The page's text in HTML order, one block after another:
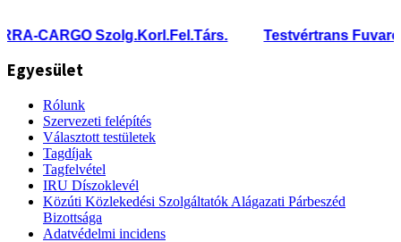
CARGO Szolg.Korl.Fel.Társ. Testvértrans Fuvarozó
Egyesület
Rólunk
Szervezeti felépítés
Választott testületek
Tagdíjak
Tagfelvétel
IRU Díszoklevél
Közúti Közlekedési Szolgáltatók Alágazati Párbeszéd
Bizottsága
Adatvédelmi incidens